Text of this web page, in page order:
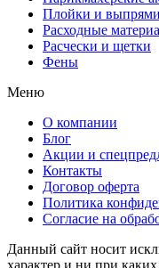
Плойки и
Расходные
Расчески и щетки
Фены
Меню
О компании
Блог
Акции и
Контакты
Договор оферта
Политика
Согласие на
Данный сайт носит